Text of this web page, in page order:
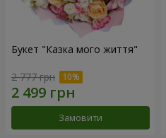
Букет "Казка мого життя"
2 777 грн
Замовити